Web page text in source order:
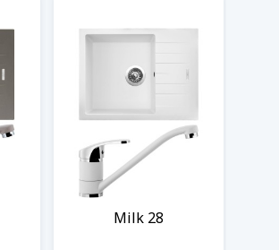
Milk 28